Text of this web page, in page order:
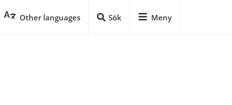
Other languages Sök Meny